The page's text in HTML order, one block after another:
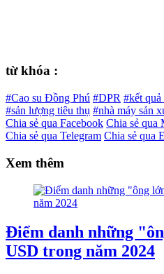
từ khóa :
#Cao su Đồng Phú #DPR #kết
#sản lượng tiêu thụ #nhà máy sản
Chia sẻ qua Facebook Chia sẻ qua
Chia sẻ qua Telegram Chia sẻ qua
Xem thêm
Điểm danh những
USD trong năm 2024